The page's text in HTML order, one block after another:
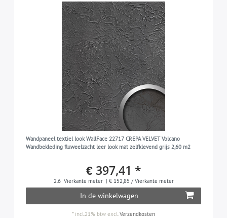
Wandpaneel textiel look WallFace 22717 CREPA VELVET Volcano
Wandbekleding fluweelzacht leer look mat zelfklevend grijs 2,60 m2
€ 397,41 *
2.6 Vierkante meter | € 152,85 / Vierkante meter
In de winkelwagen
* incl.21% btw excl.Verzendkosten